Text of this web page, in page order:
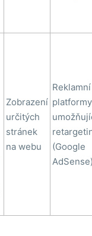
Zobrazení
určitých
stránek
na webu
Reklamní
platformy
(Google